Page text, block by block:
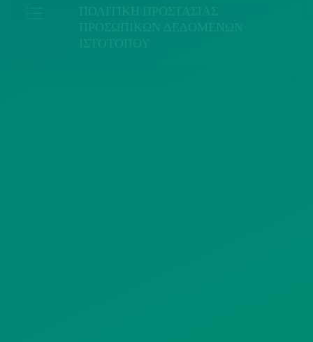
ΠΟΛΙΤΙΚΗ ΠΡΟΣΤΑΣΙΑΣ
ΠΡΟΣΩΠΙΚΩΝ ΔΕΔΟΜΕΝΩΝ
ΙΣΤΟΤΟΠΟΥ